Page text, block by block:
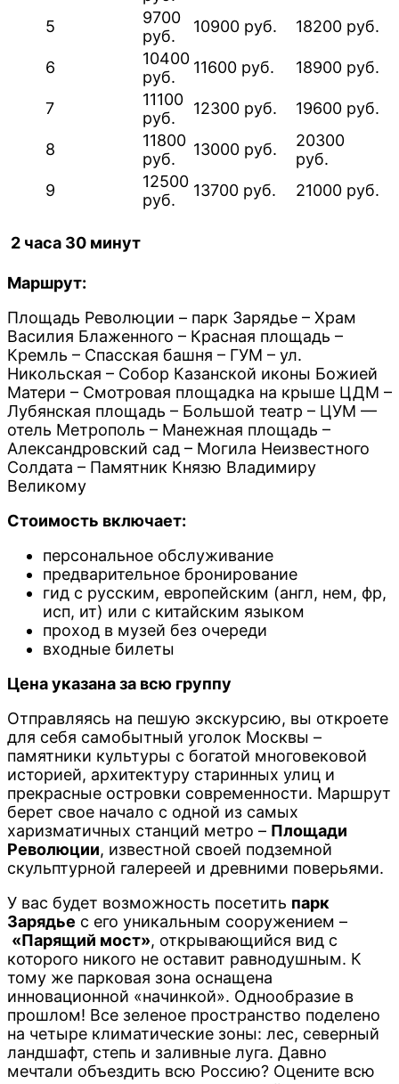
5
9700
руб.
10900 руб. 18200 руб.
6
10400
руб.
11600 руб. 18900 руб.
7
11100
руб.
12300 руб. 19600 руб.
8
11800
руб.
13000 руб.
20300
руб.
9
12500
руб.
13700 руб. 21000 руб.
2 часа 30 минут
Маршрут:
Площадь Революции – парк Зарядье – Храм
Василия Блаженного – Красная площадь –
Кремль – Спасская башня – ГУМ – ул.
Никольская – Собор Казанской иконы Божией
Матери – Смотровая площадка на крыше ЦДМ –
Лубянская площадь – Большой театр – ЦУМ —
отель Метрополь – Манежная площадь –
Александровский сад – Могила Неизвестного
Солдата – Памятник Князю Владимиру
Великому
Стоимость включает:
персональное обслуживание
предварительное бронирование
гид с русским, европейским (англ, нем, фр,
исп, ит) или c китайским языком
проход в музей без очереди
входные билеты
Цена указана за всю группу
Отправляясь на пешую экскурсию, вы откроете
для себя самобытный уголок Москвы –
памятники культуры с богатой многовековой
историей, архитектуру старинных улиц и
прекрасные островки современности. Маршрут
берет свое начало с одной из самых
харизматичных станций метро – Площади
Революции, известной своей подземной
скульптурной галереей и древними поверьями.
У вас будет возможность посетить парк
Зарядье с его уникальным сооружением –
«Парящий мост», открывающийся вид с
которого никого не оставит равнодушным. К
тому же парковая зона оснащена
инновационной «начинкой». Однообразие в
прошлом! Все зеленое пространство поделено
на четыре климатические зоны: лес, северный
ландшафт, степь и заливные луга. Давно
мечтали объездить всю Россию? Оцените всю